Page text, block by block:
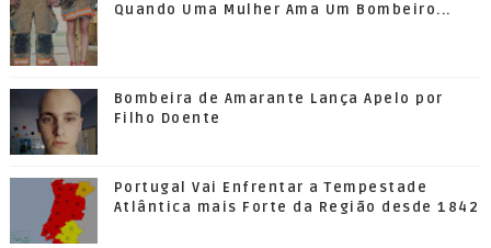
Quando Uma Mulher Ama Um Bombeiro...
Bombeira de Amarante Lança Apelo por
Filho Doente
Portugal Vai Enfrentar a Tempestade
Atlântica mais Forte da Região desde 1842